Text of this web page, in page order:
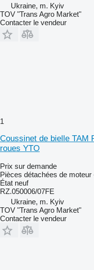
Ukraine, m. Kyiv
TOV "Trans Agro Market"
Contacter le vendeur
1
Coussinet de bielle TAM
roues YTO
Prix sur demande
Pièces détachées de
État neuf
RZ.050006/07FE
Ukraine, m. Kyiv
TOV "Trans Agro Market"
Contacter le vendeur